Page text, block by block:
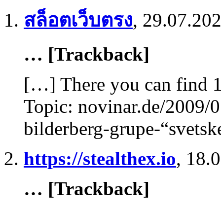
สล็อตเว็บตรง,
… [Trackback]
[…] There you can find
Topic: novinar.de/2009/
bilderberg-grupe-
https://stealthex.io,
… [Trackback]